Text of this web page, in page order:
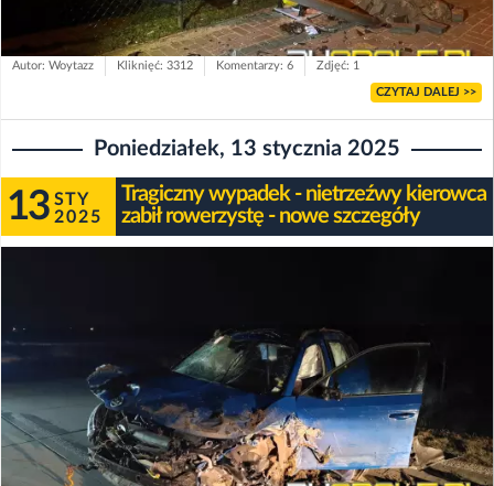
Autor: Woytazz Kliknięć: 3312 Komentarzy: 6 Zdjęć: 1
CZYTAJ DALEJ >>
Poniedziałek, 13 stycznia 2025
13 STY
2025
Tragiczny wypadek - nietrzeźwy kierowca
zabił rowerzystę - nowe szczegóły